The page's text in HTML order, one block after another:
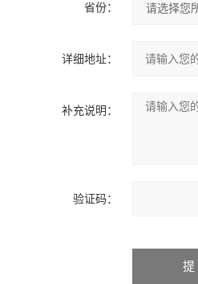
省份：
详细地址：
补充说明：
验证码：